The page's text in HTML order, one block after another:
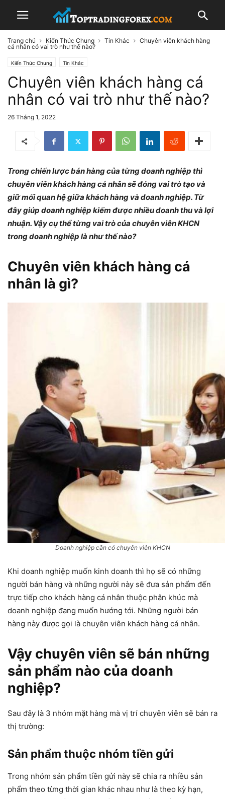
Trang chủ Kiến Thức Chung Tin Khác
Chuyên viên khách hàng
cá nhân có vai trò như thế nào?
Kiến Thức Chung Tin Khác
Chuyên viên khách hàng cá
nhân có vai trò như thế nào?
26 Tháng 1, 2022
Trong chiến lược bán hàng của từng doanh nghiệp thì
chuyên viên khách hàng cá nhân sẽ đóng vai trò tạo và
giữ mối quan hệ giữa khách hàng và doanh nghiệp. Từ
đây giúp doanh nghiệp kiếm được nhiều doanh thu và lợi
nhuận. Vậy cụ thể từng vai trò của chuyên viên KHCN
trong doanh nghiệp là như thế nào?
Chuyên viên khách hàng cá
nhân là gì?
Doanh nghiệp cần có chuyên viên KHCN
Khi doanh nghiệp muốn kinh doanh thì họ sẽ có những
người bán hàng và những người này sẽ đưa sản phẩm đến
trực tiếp cho khách hàng cá nhân thuộc phân khúc mà
doanh nghiệp đang muốn hướng tới. Những người bán
hàng này được gọi là chuyên viên khách hàng cá nhân.
Vậy chuyên viên sẽ bán những
sản phẩm nào của doanh
nghiệp?
Sau đây là 3 nhóm mặt hàng mà vị trí chuyên viên sẽ bán ra
thị trường:
Sản phẩm thuộc nhóm tiền gửi
Trong nhóm sản phẩm tiền gửi này sẽ chia ra nhiều sản
phẩm theo từng thời gian khác nhau như là theo kỳ hạn,